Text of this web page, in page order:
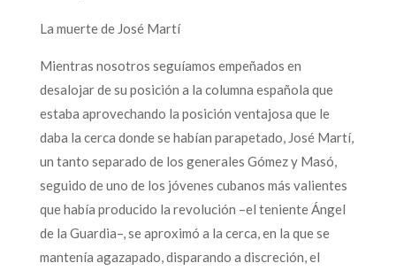
La muerte de José Martí
Mientras nosotros seguíamos empeñados en
desalojar de su posición a la columna española que
estaba aprovechando la posición ventajosa que le
daba la cerca donde se habían parapetado, José Martí,
un tanto separado de los generales Gómez y Masó,
seguido de uno de los jóvenes cubanos más valientes
que había producido la revolución –el teniente Ángel
de la Guardia–, se aproximó a la cerca, en la que se
mantenía agazapado, disparando a discreción, el